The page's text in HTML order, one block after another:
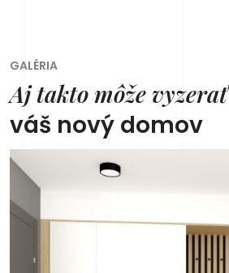
GALÉRIA
Aj takto môže vyzerať
váš nový domov